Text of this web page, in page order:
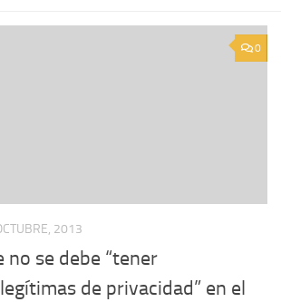
0
2013
no se debe “tener
de privacidad” en el